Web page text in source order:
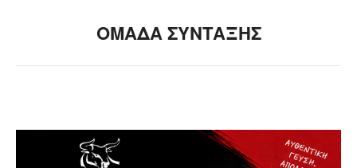
ΟΜΑΔΑ ΣΥΝΤΑΞΗΣ